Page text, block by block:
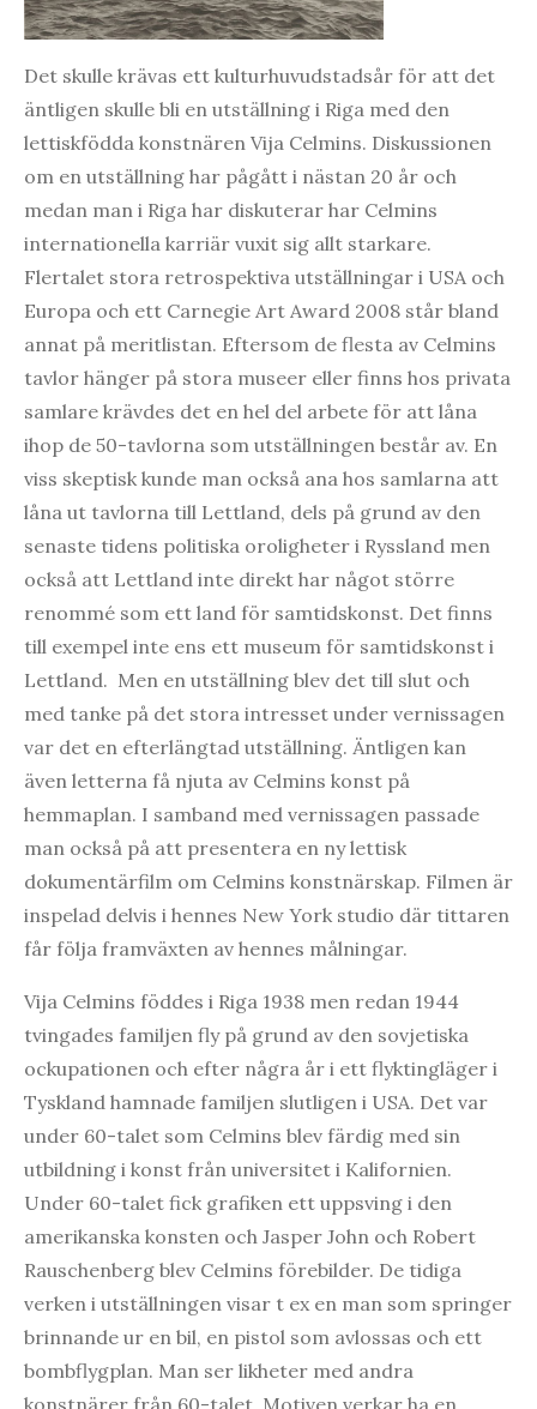
Det skulle krävas ett kulturhuvudstadsår för att det
äntligen skulle bli en utställning i Riga med den
lettiskfödda konstnären Vija Celmins. Diskussionen
om en utställning har pågått i nästan 20 år och
medan man i Riga har diskuterar har Celmins
internationella karriär vuxit sig allt starkare.
Flertalet stora retrospektiva utställningar i USA och
Europa och ett Carnegie Art Award 2008 står bland
annat på meritlistan. Eftersom de flesta av Celmins
tavlor hänger på stora museer eller finns hos privata
samlare krävdes det en hel del arbete för att låna
ihop de 50-tavlorna som utställningen består av. En
viss skeptisk kunde man också ana hos samlarna att
låna ut tavlorna till Lettland, dels på grund av den
senaste tidens politiska oroligheter i Ryssland men
också att Lettland inte direkt har något större
renommé som ett land för samtidskonst. Det finns
till exempel inte ens ett museum för samtidskonst i
Lettland. Men en utställning blev det till slut och
med tanke på det stora intresset under vernissagen
var det en efterlängtad utställning. Äntligen kan
även letterna få njuta av Celmins konst på
hemmaplan. I samband med vernissagen passade
man också på att presentera en ny lettisk
dokumentärfilm om Celmins konstnärskap. Filmen är
inspelad delvis i hennes New York studio där tittaren
får följa framväxten av hennes målningar.
Vija Celmins föddes i Riga 1938 men redan 1944
tvingades familjen fly på grund av den sovjetiska
ockupationen och efter några år i ett flyktingläger i
Tyskland hamnade familjen slutligen i USA. Det var
under 60-talet som Celmins blev färdig med sin
utbildning i konst från universitet i Kalifornien.
Under 60-talet fick grafiken ett uppsving i den
amerikanska konsten och Jasper John och Robert
Rauschenberg blev Celmins förebilder. De tidiga
verken i utställningen visar t ex en man som springer
brinnande ur en bil, en pistol som avlossas och ett
bombflygplan. Man ser likheter med andra
konstnärer från 60-talet. Motiven verkar ha en